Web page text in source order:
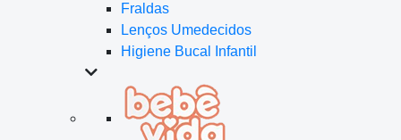
Fraldas
Lenços Umedecidos
Higiene Bucal Infantil